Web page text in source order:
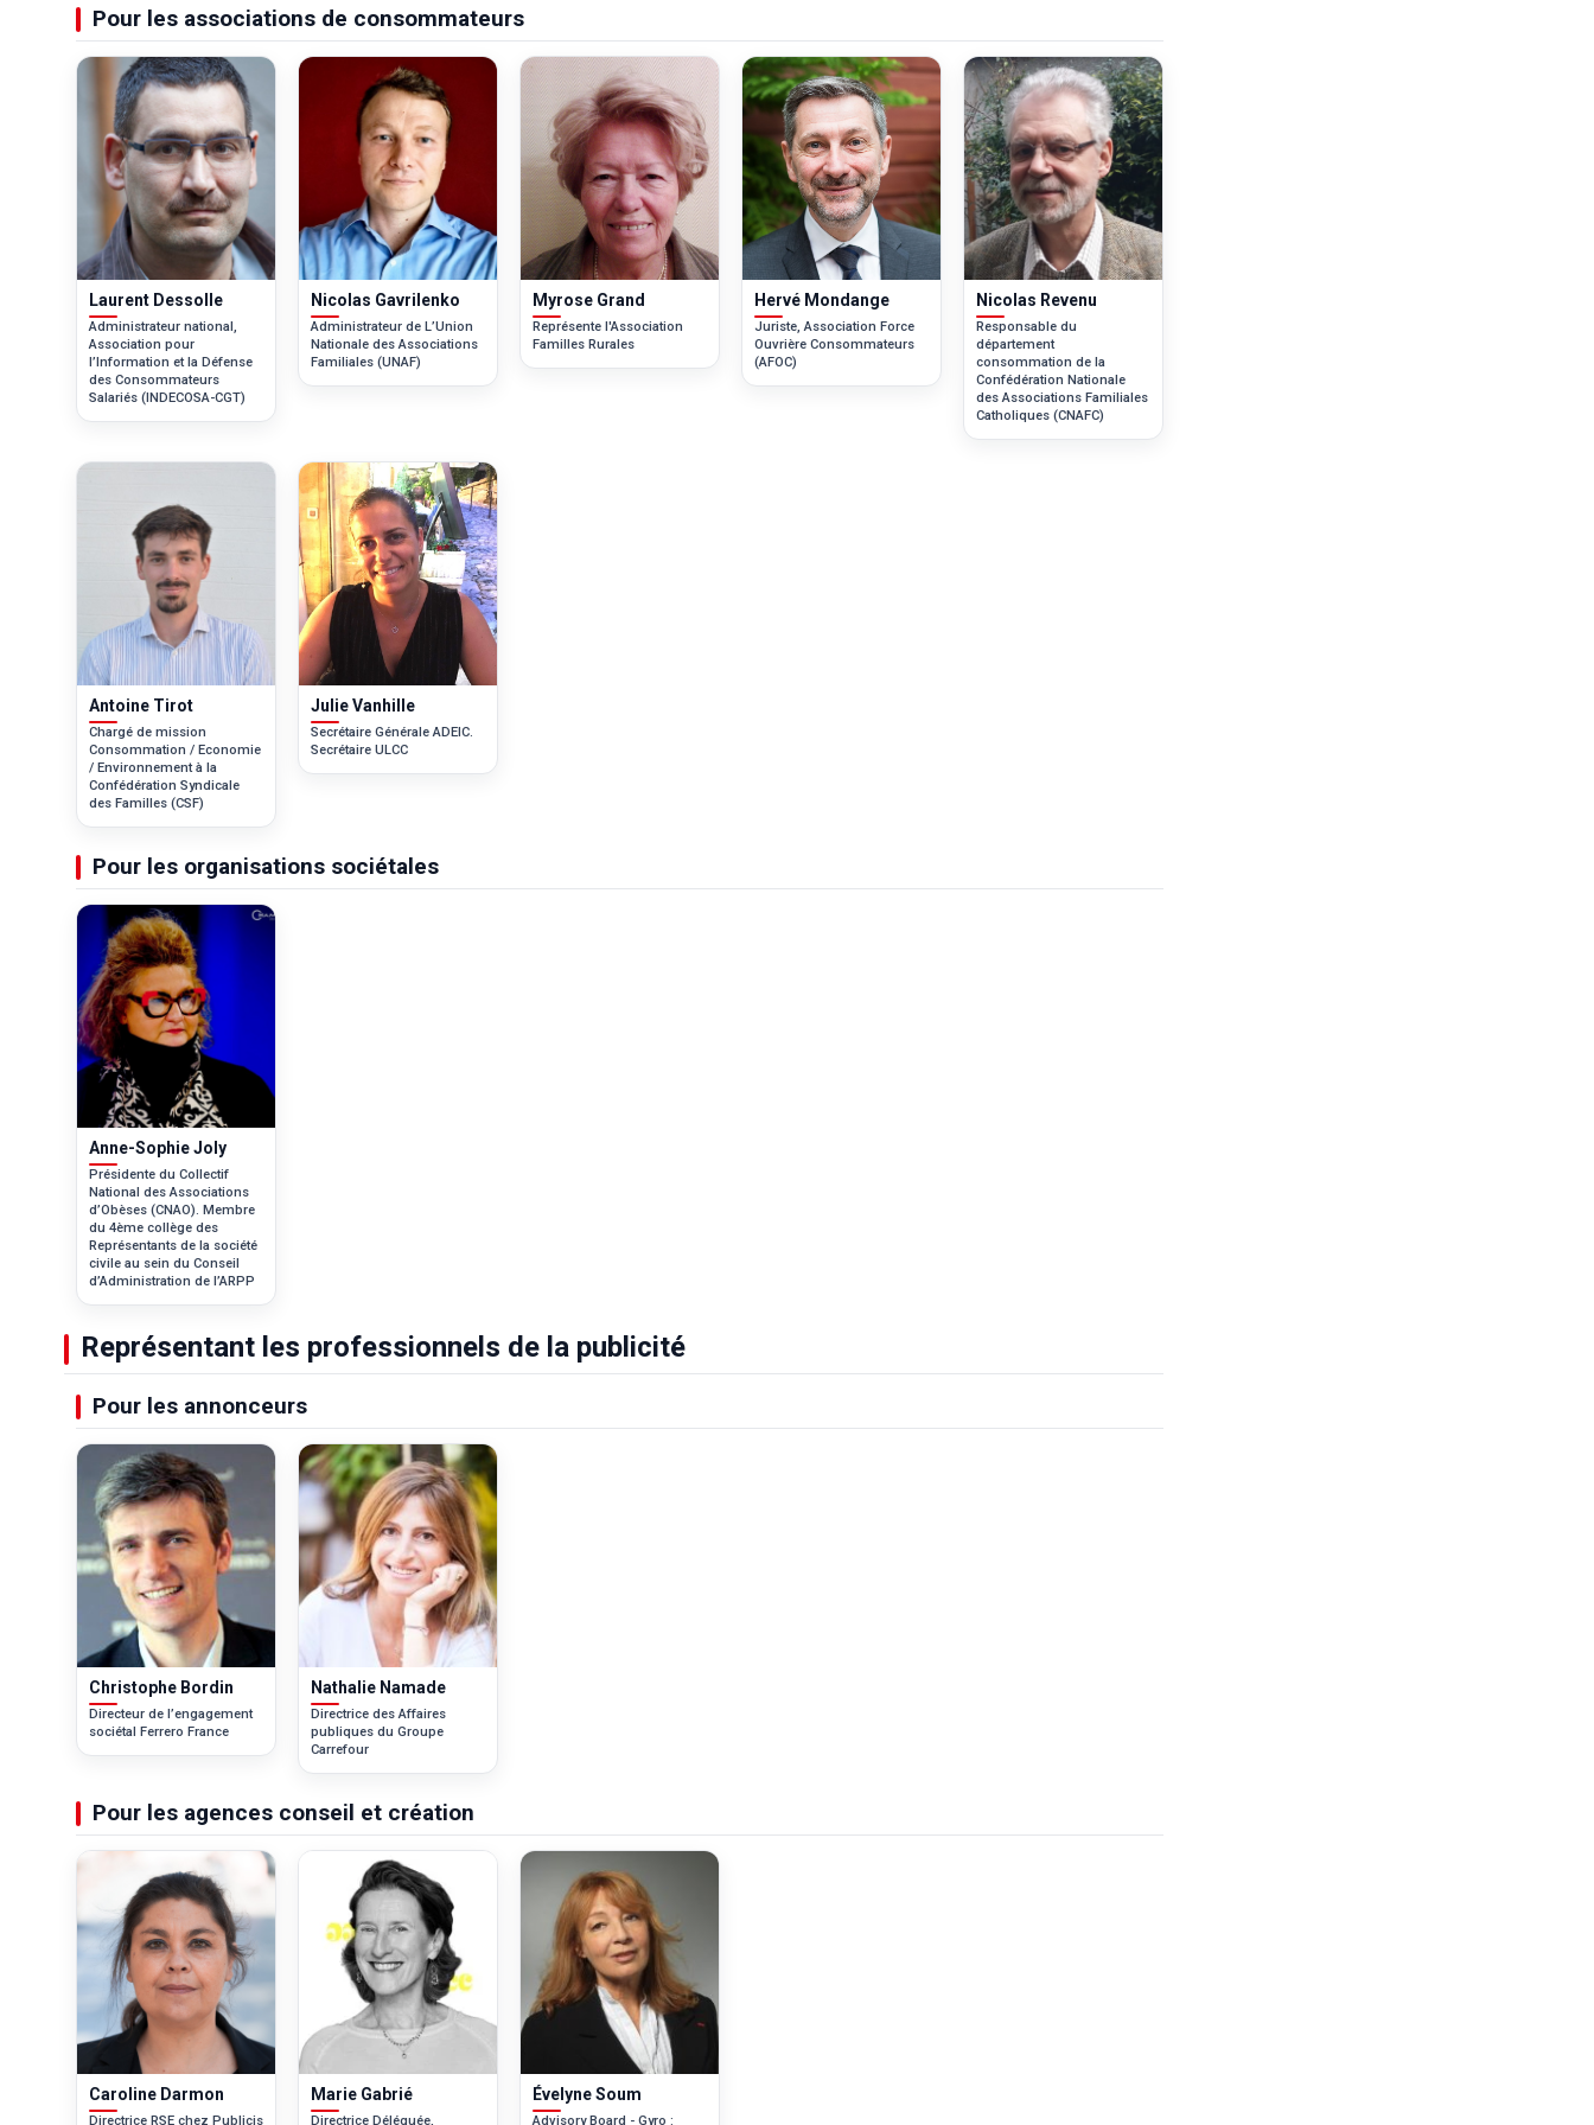
Pour les associations de consommateurs
Laurent Dessolle
Administrateur national,
Association pour
l’Information et la Défense
des Consommateurs
Salariés (INDECOSA-CGT)
Nicolas Gavrilenko
Administrateur de L’Union
Nationale des Associations
Familiales (UNAF)
Myrose Grand
Représente l'Association
Familles Rurales
Hervé Mondange
Juriste, Association Force
Ouvrière Consommateurs
(AFOC)
Nicolas Revenu
Responsable du
département
consommation de la
Confédération Nationale
des Associations Familiales
Catholiques (CNAFC)
Antoine Tirot
Chargé de mission
Consommation / Economie
/ Environnement à la
Confédération Syndicale
des Familles (CSF)
Julie Vanhille
Secrétaire Générale ADEIC.
Secrétaire ULCC
Pour les organisations sociétales
Anne-Sophie Joly
Présidente du Collectif
National des Associations
d’Obèses (CNAO). Membre
du 4ème collège des
Représentants de la société
civile au sein du Conseil
d’Administration de l’ARPP
Représentant les professionnels de la publicité
Pour les annonceurs
Christophe Bordin
Directeur de l’engagement
sociétal Ferrero France
Nathalie Namade
Directrice des Affaires
publiques du Groupe
Carrefour
Pour les agences conseil et création
Caroline Darmon
Directrice RSE chez Publicis
Marie Gabrié
Directrice Déléguée,
Évelyne Soum
Advisory Board - Gyro :